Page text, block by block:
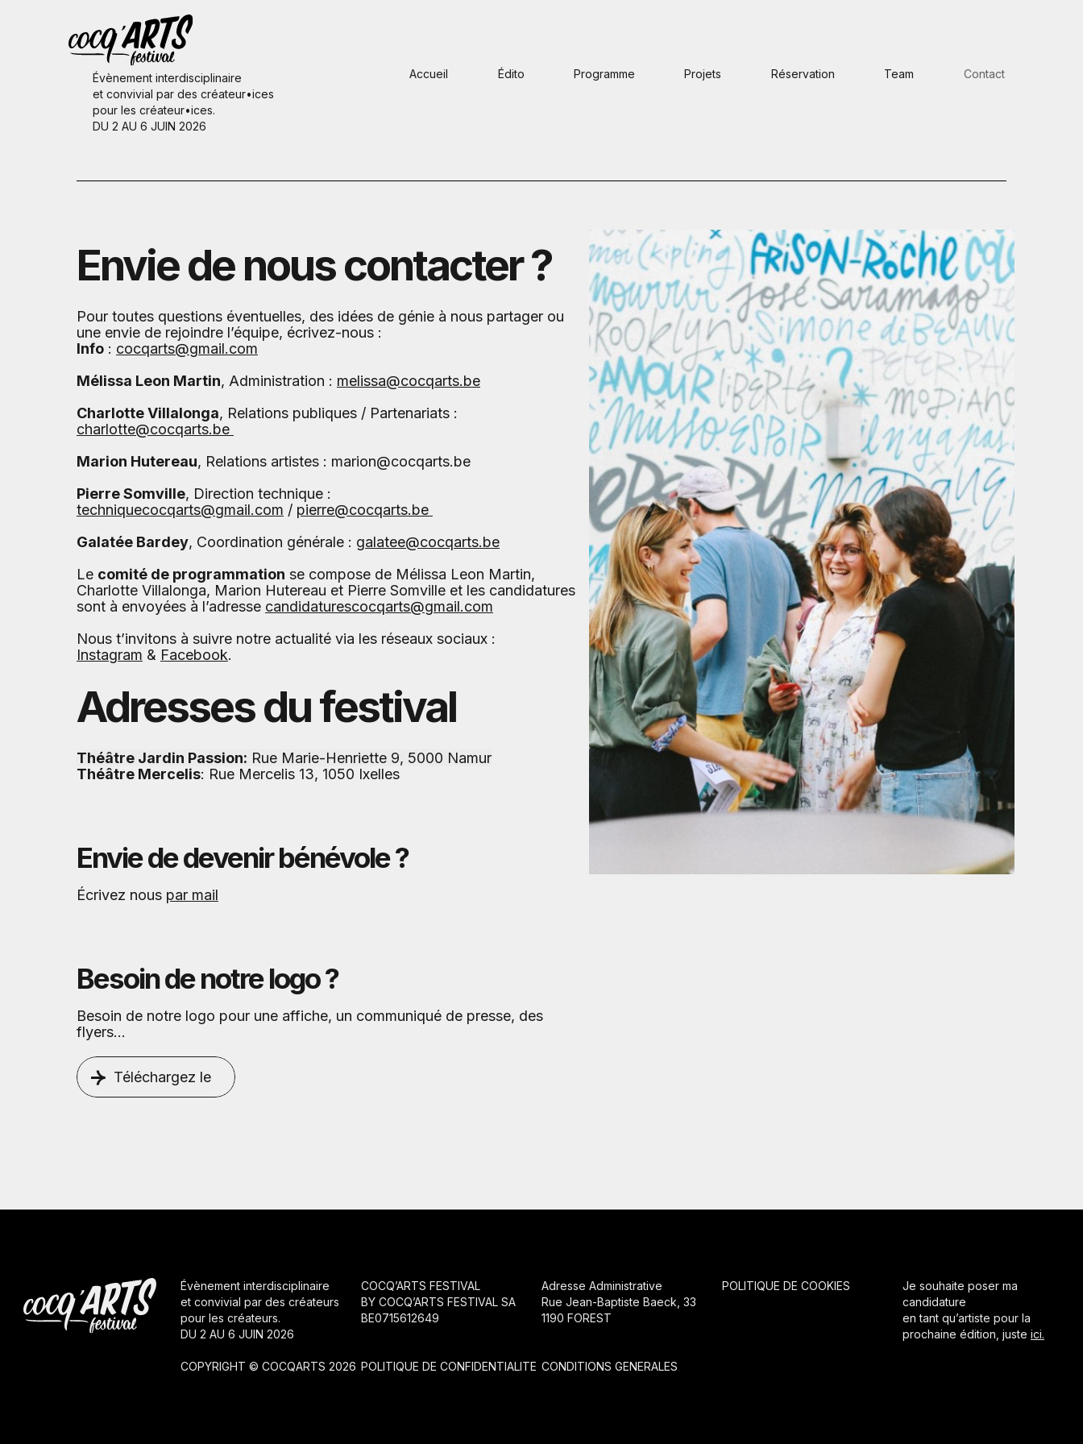
Évènement interdisciplinaire
et convivial par des créateur•ices
pour les créateur•ices.
DU 2 AU 6 JUIN 2026
Accueil Édito Programme Projets Réservation Team Contact
Envie de nous contacter ?
Pour toutes questions éventuelles, des idées de génie à nous partager ou
une envie de rejoindre l’équipe, écrivez-nous :
Info : cocqarts@gmail.com
Mélissa Leon Martin, Administration : melissa@cocqarts.be
Charlotte Villalonga, Relations publiques / Partenariats :
charlotte@cocqarts.be
Marion Hutereau, Relations artistes : marion@cocqarts.be
Pierre Somville, Direction technique :
techniquecocqarts@gmail.com / pierre@cocqarts.be
Galatée Bardey, Coordination générale : galatee@cocqarts.be
Le comité de programmation se compose de Mélissa Leon Martin,
Charlotte Villalonga, Marion Hutereau et Pierre Somville et les candidatures
sont à envoyées à l’adresse candidaturescocqarts@gmail.com
Nous t’invitons à suivre notre actualité via les réseaux sociaux :
Instagram & Facebook.
Adresses du festival
Théâtre Jardin Passion: Rue Marie-Henriette 9, 5000 Namur
Théâtre Mercelis: Rue Mercelis 13, 1050 Ixelles
Envie de devenir bénévole ?
Écrivez nous par mail
Besoin de notre logo ?
Besoin de notre logo pour une affiche, un communiqué de presse, des
flyers…
Téléchargez le
Évènement interdisciplinaire
et convivial par des créateurs
pour les créateurs.
DU 2 AU 6 JUIN 2026
COPYRIGHT © COCQARTS 2026
COCQ’ARTS FESTIVAL
BY COCQ’ARTS FESTIVAL SA
BE0715612649
POLITIQUE DE CONFIDENTIALITE
Adresse Administrative
Rue Jean-Baptiste Baeck, 33
1190 FOREST
CONDITIONS GENERALES
POLITIQUE DE COOKIES
Je souhaite poser ma
candidature
en tant qu’artiste pour la
prochaine édition, juste ici.